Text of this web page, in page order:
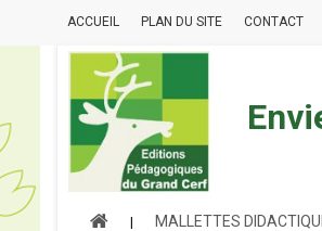
ACCUEIL PLAN DU SITE CONTACT
MALLETTES